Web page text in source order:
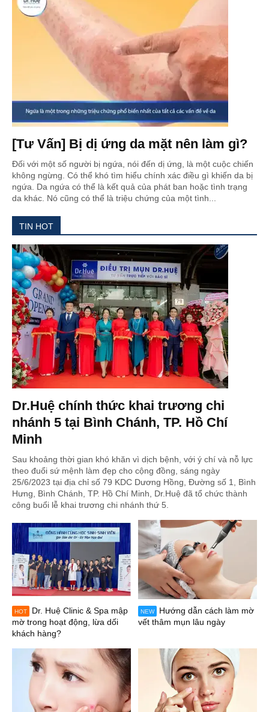
[Tư Vấn] Bị dị ứng da mặt nên làm gì?
Đối với một số người bị ngứa, nói đến dị ứng, là một cuộc chiến
không ngừng. Có thể khó tìm hiểu chính xác điều gì khiến da bị
ngứa. Da ngứa có thể là kết quả của phát ban hoặc tình trạng
da khác. Nó cũng có thể là triệu chứng của một tình...
TIN HOT
Dr.Huệ chính thức khai trương chi
nhánh 5 tại Bình Chánh, TP. Hồ Chí
Minh
Sau khoảng thời gian khó khăn vì dịch bệnh, với ý chí và nỗ lực
theo đuổi sứ mệnh làm đẹp cho cộng đồng, sáng ngày
25/6/2023 tại địa chỉ số 79 KDC Dương Hồng, Đường số 1, Bình
Hưng, Bình Chánh, TP. Hồ Chí Minh, Dr.Huệ đã tổ chức thành
công buổi lễ khai trương chi nhánh thứ 5.
HOT
Dr. Huệ Clinic & Spa mập
mờ trong hoạt động, lừa dối
khách hàng?
NEW
Hướng dẫn cách làm mờ
vết thâm mụn lâu ngày